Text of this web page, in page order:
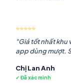
⭐⭐⭐⭐⭐
"Giá tốt nhất khu
app dùng mượt.
Chị Lan Anh
✓ Đã xác minh